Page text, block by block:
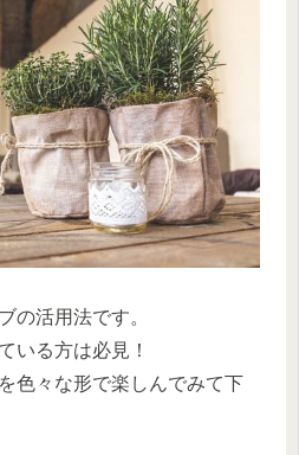
の活用法です。
いる方は必見！
色々な形で楽しんでみて下